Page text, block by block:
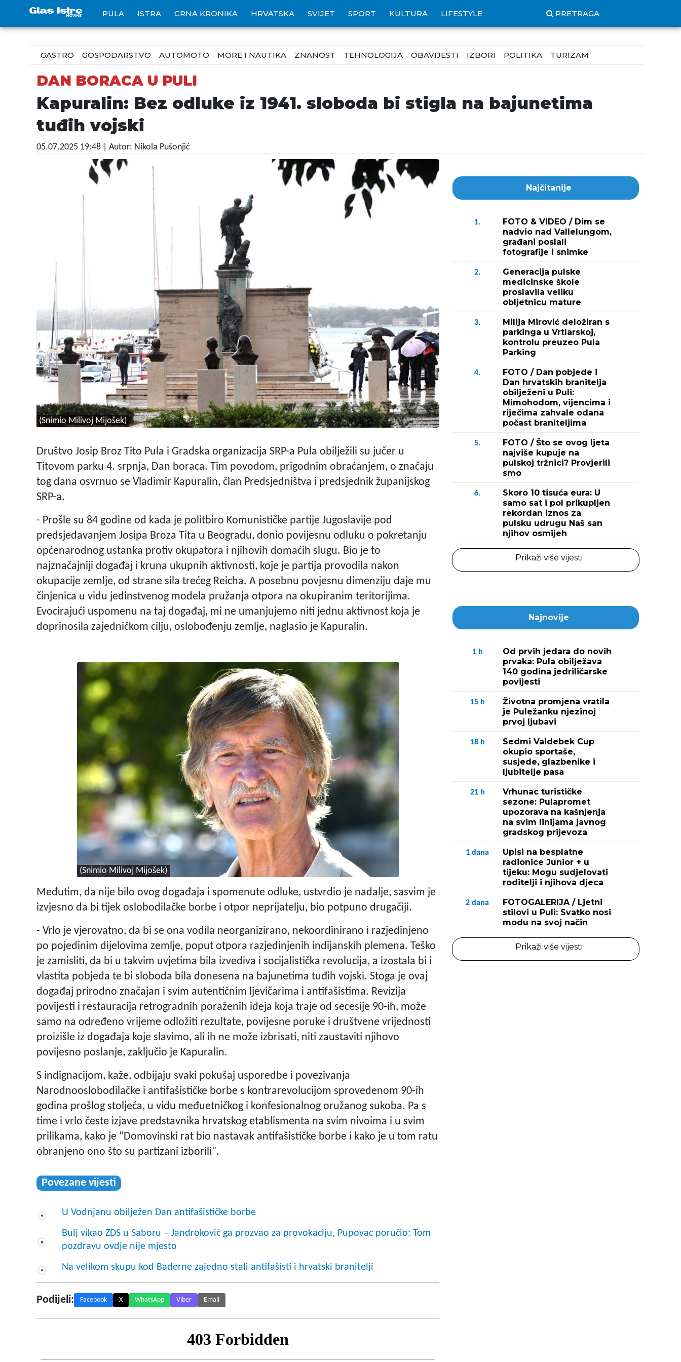
PULA ISTRA CRNA KRONIKA HRVATSKA SVIJET SPORT KULTURA LIFESTYLE PRETRAGA
GASTRO GOSPODARSTVO AUTOMOTO MORE I NAUTIKA ZNANOST TEHNOLOGIJA OBAVIJESTI IZBORI POLITIKA TURIZAM
DAN BORACA U PULI
Kapuralin: Bez odluke iz 1941. sloboda bi stigla na bajunetima
tuđih vojski
05.07.2025 19:48 | Autor: Nikola Pušonjić
(Snimio Milivoj Mijošek)
Društvo Josip Broz Tito Pula i Gradska organizacija SRP-a Pula obilježili su jučer u
Titovom parku 4. srpnja, Dan boraca. Tim povodom, prigodnim obraćanjem, o značaju
tog dana osvrnuo se Vladimir Kapuralin, član Predsjedništva i predsjednik županijskog
SRP-a.
- Prošle su 84 godine od kada je politbiro Komunističke partije Jugoslavije pod
predsjedavanjem Josipa Broza Tita u Beogradu, donio povijesnu odluku o pokretanju
općenarodnog ustanka protiv okupatora i njihovih domaćih slugu. Bio je to
najznačajniji događaj i kruna ukupnih aktivnosti, koje je partija provodila nakon
okupacije zemlje, od strane sila trećeg Reicha. A posebnu povjesnu dimenziju daje mu
činjenica u vidu jedinstvenog modela pružanja otpora na okupiranim teritorijima.
Evocirajući uspomenu na taj događaj, mi ne umanjujemo niti jednu aktivnost koja je
doprinosila zajedničkom cilju, oslobođenju zemlje, naglasio je Kapuralin.
(Snimio Milivoj Mijošek)
Međutim, da nije bilo ovog događaja i spomenute odluke, ustvrdio je nadalje, sasvim je
izvjesno da bi tijek oslobodilačke borbe i otpor neprijatelju, bio potpuno drugačiji.
- Vrlo je vjerovatno, da bi se ona vodila neorganizirano, nekoordinirano i razjedinjeno
po pojedinim dijelovima zemlje, poput otpora razjedinjenih indijanskih plemena. Teško
je zamisliti, da bi u takvim uvjetima bila izvediva i socijalistička revolucija, a izostala bi i
vlastita pobjeda te bi sloboda bila donesena na bajunetima tuđih vojski. Stoga je ovaj
događaj prirodno značajan i svim autentičnim ljevičarima i antifašistima. Revizija
povijesti i restauracija retrogradnih poraženih ideja koja traje od secesije 90-ih, može
samo na određeno vrijeme odložiti rezultate, povijesne poruke i društvene vrijednosti
proizišle iz događaja koje slavimo, ali ih ne može izbrisati, niti zaustaviti njihovo
povijesno poslanje, zaključio je Kapuralin.
S indignacijom, kaže, odbijaju svaki pokušaj usporedbe i povezivanja
Narodnooslobodilačke i antifašističke borbe s kontrarevolucijom sprovedenom 90-ih
godina prošlog stoljeća, u vidu međuetničkog i konfesionalnog oružanog sukoba. Pa s
time i vrlo česte izjave predstavnika hrvatskog etablismenta na svim nivoima i u svim
prilikama, kako je "Domovinski rat bio nastavak antifašističke borbe i kako je u tom ratu
obranjeno ono što su partizani izborili".
Povezane vijesti
U Vodnjanu obilježen Dan antifašističke borbe
Bulj vikao ZDS u Saboru – Jandroković ga prozvao za provokaciju, Pupovac poručio: Tom
pozdravu ovdje nije mjesto
Na velikom skupu kod Baderne zajedno stali antifašisti i hrvatski branitelji
Podijeli: Facebook X WhatsApp Viber Email
Najčitanije
1.
FOTO & VIDEO / Dim se
nadvio nad Vallelungom,
građani poslali
fotografije i snimke
2.
Generacija pulske
medicinske škole
proslavila veliku
obljetnicu mature
3.
Milija Mirović deložiran s
parkinga u Vrtlarskoj,
kontrolu preuzeo Pula
Parking
4.
FOTO / Dan pobjede i
Dan hrvatskih branitelja
obilježeni u Puli:
Mimohodom, vijencima i
riječima zahvale odana
počast braniteljima
5.
FOTO / Što se ovog ljeta
najviše kupuje na
pulskoj tržnici? Provjerili
smo
6.
Skoro 10 tisuća eura: U
samo sat i pol prikupljen
rekordan iznos za
pulsku udrugu Naš san
njihov osmijeh
Prikaži više vijesti
Najnovije
1 h
Od prvih jedara do novih
prvaka: Pula obilježava
140 godina jedriličarske
povijesti
15 h
Životna promjena vratila
je Puležanku njezinoj
prvoj ljubavi
18 h
Sedmi Valdebek Cup
okupio sportaše,
susjede, glazbenike i
ljubitelje pasa
21 h
Vrhunac turističke
sezone: Pulapromet
upozorava na kašnjenja
na svim linijama javnog
gradskog prijevoza
1 dana
Upisi na besplatne
radionice Junior + u
tijeku: Mogu sudjelovati
roditelji i njihova djeca
2 dana
FOTOGALERIJA / Ljetni
stilovi u Puli: Svatko nosi
modu na svoj način
Prikaži više vijesti